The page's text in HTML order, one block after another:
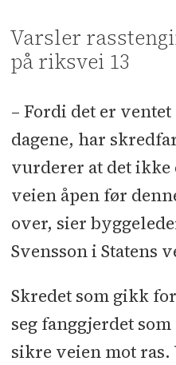
Varsler
på riksvei 13
– Fordi det er
dagene, har
vurderer at det
veien åpen før
over, sier
Svensson i Statens
Skredet som gikk
seg fanggjerdet
sikre veien mot ras.